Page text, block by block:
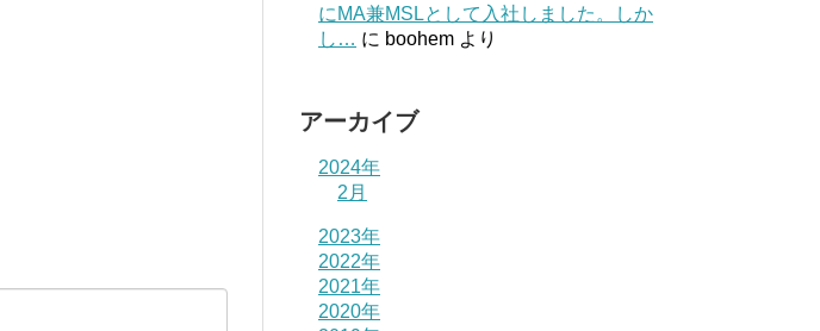
にMA兼MSLとして入社しました。しか
し… に boohem より
アーカイブ
2024年
2月
2023年
2022年
2021年
2020年